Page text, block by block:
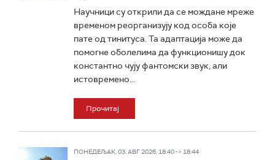
Научници су открили да се мождане мреже
временом реорганизују код особа које
пате од тинитуса. Та адаптација може да
помогне оболелима да функционишу док
константно чују фантомски звук, али
истовремено...
Прочитај
ПОНЕДЕЉАК, 03. АВГ 2026, 18:40 -> 18:44